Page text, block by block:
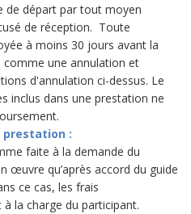
de départ par tout moyen
de réception. Toute
à moins 30 jours avant la
une annulation et
d'annulation ci-dessus. Le
inclus dans une prestation ne
prestation :
faite à la demande du
œuvre qu’après accord du guide
ce cas, les frais
la charge du participant.